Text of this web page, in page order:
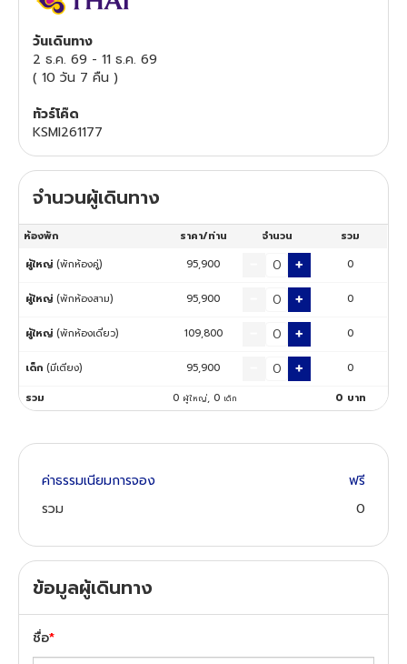
วันเดินทาง
2 ธ.ค. 69 - 11 ธ.ค. 69
( 10 วัน 7 คืน )
ทัวร์โค๊ด
KSMI261177
จำนวนผู้เดินทาง
ห้องพัก ราคา/ท่าน จำนวน
รวม
ผู้ใหญ่ (พักห้องคู่) 95,900 0
ผู้ใหญ่ (พักห้องสาม) 95,900 0
ผู้ใหญ่ (พักห้องเดี่ยว) 109,800 0
เด็ก (มีเตียง) 95,900
0
รวม
0 ผู้ใหญ่, 0 เด็ก 0 บาท
ค่าธรรมเนียมการจอง
ฟรี
รวม
0
ข้อมูลผู้เดินทาง
ชื่อ*
ทัวร์อียิปต์
ทัวร์จอร์เจีย
ทัวร์อินเดีย
ทัวร์บาหลี
ทัวร์ออสเตรเลีย